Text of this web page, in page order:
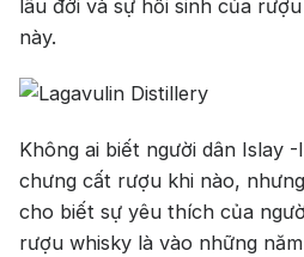
lâu đời và sự hồi sinh của
này.
Không ai biết người dân Islay
chưng cất rượu khi nào,
cho biết sự yêu thích của
rượu whisky là vào những